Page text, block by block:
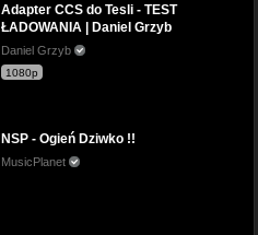
Adapter CCS do Tesli - TEST
ŁADOWANIA | Daniel Grzyb
Daniel Grzyb
1080p
NSP - Ogień Dziwko !!
MusicPlanet